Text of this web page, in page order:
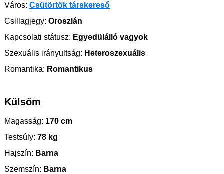
Város: Csütörtök társkereső
Csillagjegy: Oroszlán
Kapcsolati státusz: Egyedülálló vagyok
Szexuális irányultság: Heteroszexuális
Romantika: Romantikus
Külsőm
Magasság: 170 cm
Testsúly: 78 kg
Hajszín: Barna
Szemszín: Barna